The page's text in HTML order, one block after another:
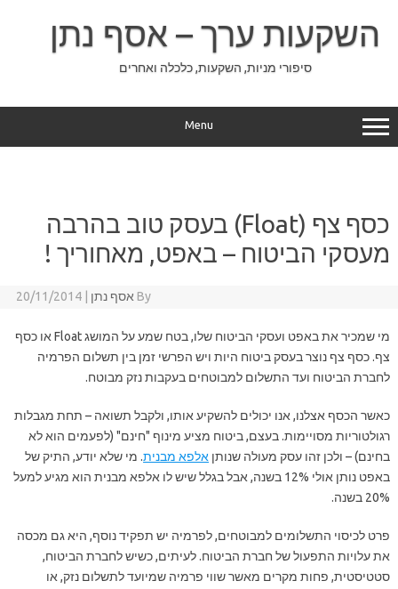
השקעות ערך – אסף נתן
סיפורי מניות, השקעות, כלכלה ואחרים
Menu
כסף צף (Float) בעסק טוב בהרבה
מעסקי הביטוח – באפט, מאחוריך !
By אסף נתן 20/11/2014
מי שמכיר את באפט ועסקי הביטוח שלו, בטח שמע על המושג Float או כסף
צף. כסף צף נוצר בעסק ביטוח היות ויש הפרשי זמן בין תשלום הפרמיה
לחברת הביטוח ועד התשלום למבוטחים בעקבות נזק מבוטח.
כאשר הכסף אצלנו, אנו יכולים להשקיע אותו, ולקבל תשואה – תחת מגבלות
רגולטוריות מסויימות. בעצם, ביטוח מציע מינוף "חינם" (לפעמים הוא לא
בחינם) – ולכן זהו עסק מעולה שנותןאלפא מבנית. מי שלא יודע, התיק של
באפט נותן אולי 12% בשנה, אבל בגלל שיש לו אלפא מבנית הוא מגיע למעל
20% בשנה.
פרט לכיסוי התשלומים למבוטחים, לפרמיה יש תפקיד נוסף, היא גם מכסה
את עלויות התפעול של חברת הביטוח. לעיתים, כשיש לחברת הביטוח,
סטטיסטית, פחות מקרים מאשר שווי פרמיה שמיועד לתשלום נזק, או